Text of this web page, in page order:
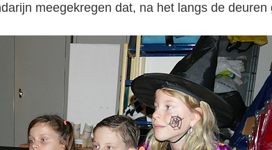
meegekregen dat, na het langs de